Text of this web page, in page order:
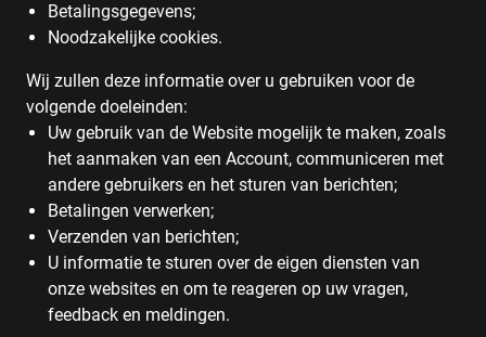
Betalingsgegevens;
Noodzakelijke cookies.
Wij zullen deze informatie over u gebruiken voor de
volgende doeleinden:
Uw gebruik van de Website mogelijk te maken, zoals
het aanmaken van een Account, communiceren met
andere gebruikers en het sturen van berichten;
Betalingen verwerken;
Verzenden van berichten;
U informatie te sturen over de eigen diensten van
onze websites en om te reageren op uw vragen,
feedback en meldingen.